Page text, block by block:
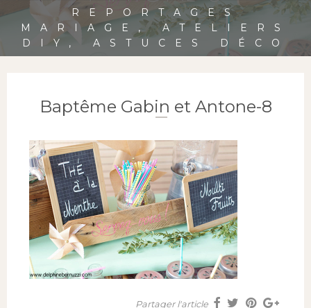
REPORTAGES
MARIAGE, ATELIERS
DIY, ASTUCES DÉCO
Baptême Gabin et Antone-8
Partager l'article